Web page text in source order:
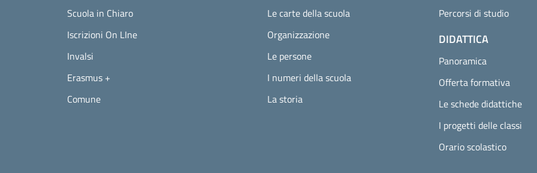
Scuola in Chiaro
Iscrizioni On LIne
Invalsi
Erasmus +
Comune
Le carte della scuola
Organizzazione
Le persone
I numeri della scuola
La storia
Percorsi di studio
DIDATTICA
Panoramica
Offerta formativa
Le schede didattiche
I progetti delle classi
Orario scolastico